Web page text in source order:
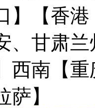
【香
、甘肃
西南【
】